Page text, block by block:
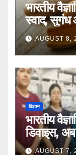
भारतीय
स्वाद, सुगंध
यात्रा का
AUGUST 8,
विज्ञान
भारतीय वैज्ञानिकों
डिवाइस,
पानीAUGUST 7,